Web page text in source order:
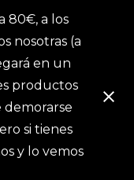
80€, a los
nosotras (a
en un
productos
demorarse
si tienes
y lo vemos